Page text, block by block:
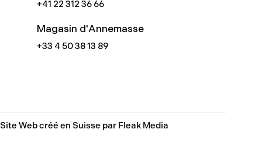
+41 22 312 36 66
Magasin d'Annemasse
+33 4 50 38 13 89
Site Web créé en Suisse par Fleak Media